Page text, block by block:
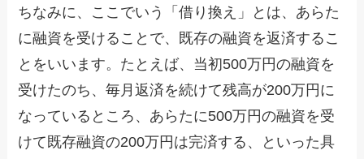
ちなみに、ここでいう「借り換え」とは、あらた
に融資を受けることで、既存の融資を返済するこ
とをいいます。たとえば、当初500万円の融資を
受けたのち、毎月返済を続けて残高が200万円に
なっているところ、あらたに500万円の融資を受
けて既存融資の200万円は完済する、といった具